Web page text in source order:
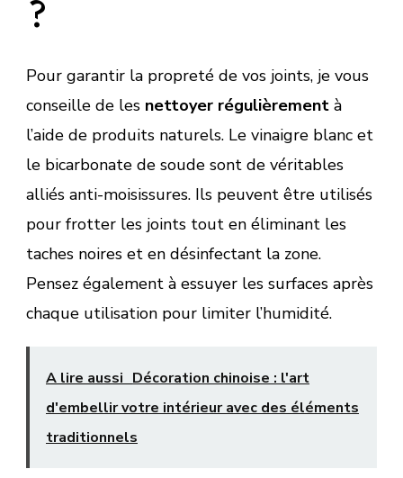
?
Pour garantir la propreté de vos joints, je vous
conseille de les nettoyer régulièrement à
l’aide de produits naturels. Le vinaigre blanc et
le bicarbonate de soude sont de véritables
alliés anti-moisissures. Ils peuvent être utilisés
pour frotter les joints tout en éliminant les
taches noires et en désinfectant la zone.
Pensez également à essuyer les surfaces après
chaque utilisation pour limiter l’humidité.
A lire aussi Décoration chinoise : l'art
d'embellir votre intérieur avec des éléments
traditionnels